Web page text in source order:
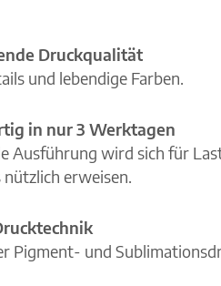
Druckqualität
und lebendige Farben.
in nur 3 Werktagen
Ausführung wird sich für
nützlich erweisen.
Pigment- und